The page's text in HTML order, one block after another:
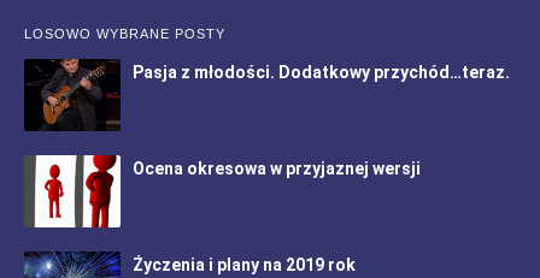
LOSOWO WYBRANE POSTY
Pasja z młodości. Dodatkowy przychód…teraz.
Ocena okresowa w przyjaznej wersji
Życzenia i plany na 2019 rok